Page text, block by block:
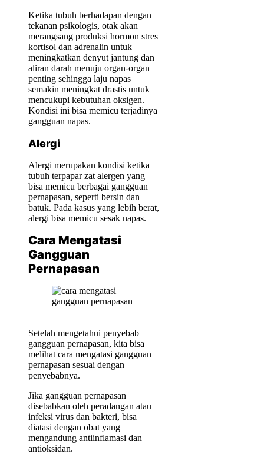
Ketika tubuh berhadapan dengan
tekanan psikologis, otak akan
merangsang produksi hormon stres
kortisol dan adrenalin untuk
meningkatkan denyut jantung dan
aliran darah menuju organ-organ
penting sehingga laju napas
semakin meningkat drastis untuk
mencukupi kebutuhan oksigen.
Kondisi ini bisa memicu terjadinya
gangguan napas.
Alergi
Alergi merupakan kondisi ketika
tubuh terpapar zat alergen yang
bisa memicu berbagai gangguan
pernapasan, seperti bersin dan
batuk. Pada kasus yang lebih berat,
alergi bisa memicu sesak napas.
Cara Mengatasi
Gangguan
Pernapasan
Setelah mengetahui penyebab
gangguan pernapasan, kita bisa
melihat cara mengatasi gangguan
pernapasan sesuai dengan
penyebabnya.
Jika gangguan pernapasan
disebabkan oleh peradangan atau
infeksi virus dan bakteri, bisa
diatasi dengan obat yang
mengandung antiinflamasi dan
antioksidan.